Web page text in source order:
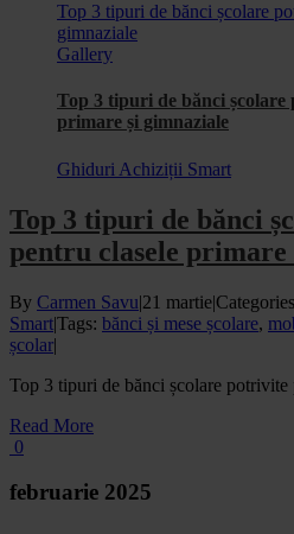
Top 3 tipuri de bănci școlare
gimnaziale
Gallery
Top 3 tipuri de bănci școlare
primare și gimnaziale
Ghiduri Achiziții Smart
Top 3 tipuri de bănci
pentru clasele primare
By Carmen Savu|21 martie|
Smart|Tags: bănci și mese școlare,
școlar|
Top 3 tipuri de bănci școlare potrivite
Read More
0
februarie 2025